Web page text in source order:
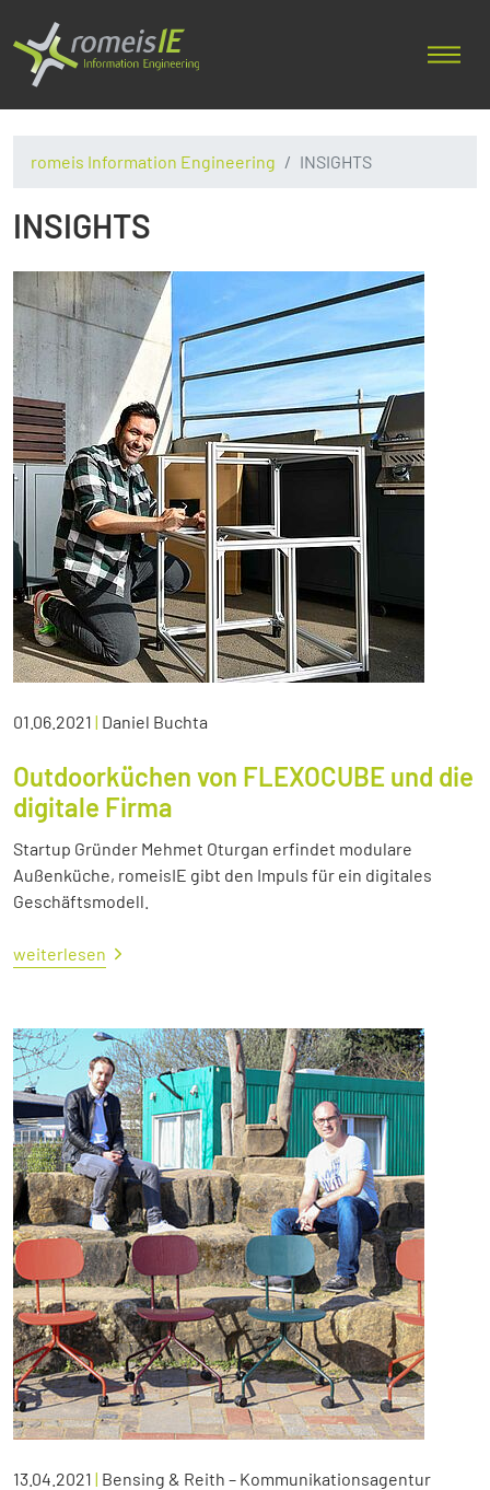
romeis Information Engineering INSIGHTS
INSIGHTS
01.06.2021 | Daniel Buchta
Outdoorküchen von FLEXOCUBE und die
digitale Firma
Startup Gründer Mehmet Oturgan erfindet modulare
Außenküche, romeisIE gibt den Impuls für ein digitales
Geschäftsmodell.
weiterlesen
13.04.2021 | Bensing & Reith – Kommunikationsagentur